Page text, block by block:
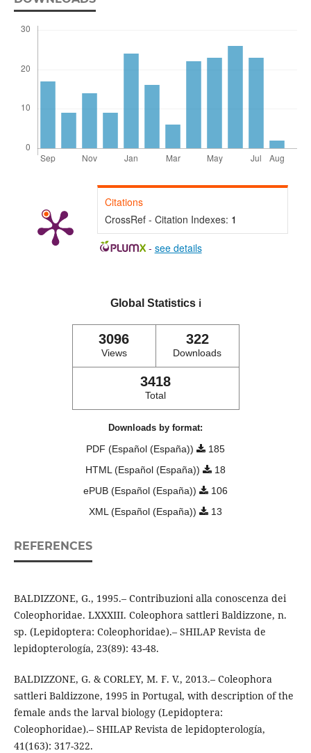
Citations
CrossRef - Citation Indexes: 1
- see details
Global Statistics ℹ️
3096
Views
322
Downloads
3418
Total
Downloads by format:
PDF (Español (España))
185
HTML (Español (España))
18
ePUB (Español (España))
106
XML (Español (España))
13
REFERENCES
BALDIZZONE, G., 1995.– Contribuzioni alla conoscenza dei
Coleophoridae. LXXXIII. Coleophora sattleri Baldizzone, n.
sp. (Lepidoptera: Coleophoridae).– SHILAP Revista de
lepidopterología, 23(89): 43-48.
BALDIZZONE, G. & CORLEY, M. F. V., 2013.– Coleophora
sattleri Baldizzone, 1995 in Portugal, with description of the
female ands the larval biology (Lepidoptera:
Coleophoridae).– SHILAP Revista de lepidopterología,
41(163): 317-322.